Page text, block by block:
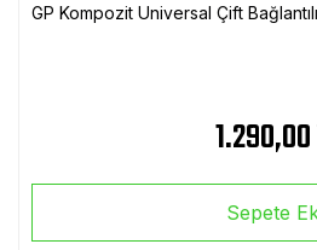
GP Kompozit Universal Çift
Sepete